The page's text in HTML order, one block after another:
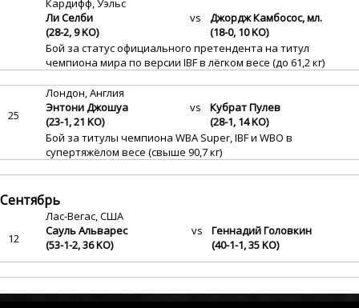
Кардифф, Уэльс
Ли Селби
(28-2, 9 KO)
vs
Джордж Камбосос, мл.
(18-0, 10 KO)
Бой за статус официального претендента на титул
чемпиона мира по версии IBF в лёгком весе (до 61,2 кг)
Лондон, Англия
25
Энтони Джошуа
(23-1, 21 KO)
vs
Кубрат Пулев
(28-1, 14 KO)
Бой за титулы чемпиона WBA Super, IBF и WBO в
супертяжёлом весе (свыше 90,7 кг)
Сентябрь
Лас-Вегас, США
12
Сауль Альварес
(53-1-2, 36 KO)
vs
Геннадий Головкин
(40-1-1, 35 KO)